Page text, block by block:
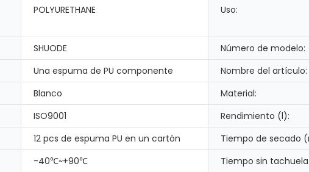
POLYURETHANE Uso:
SHUODE Número de modelo:
Una espuma de PU componente Nombre del artículo:
Blanco Material:
ISO9001 Rendimiento (l):
12 pcs de espuma PU en un cartón Tiempo de secado
-40℃~+90℃ Tiempo sin